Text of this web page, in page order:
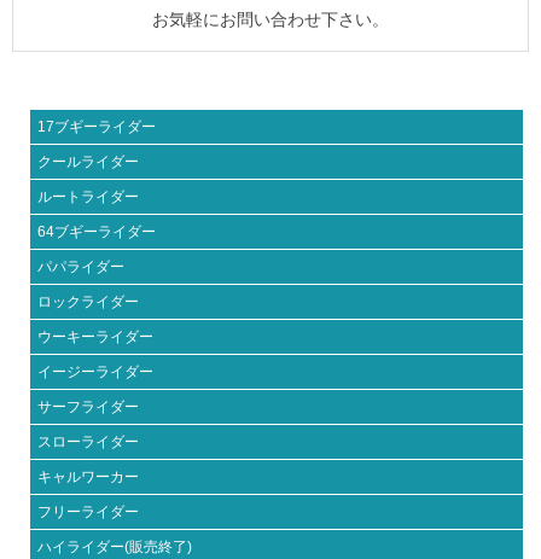
お気軽にお問い合わせ下さい。
17ブギーライダー
クールライダー
ルートライダー
64ブギーライダー
パパライダー
ロックライダー
ウーキーライダー
イージーライダー
サーフライダー
スローライダー
キャルワーカー
フリーライダー
ハイライダー(販売終了)